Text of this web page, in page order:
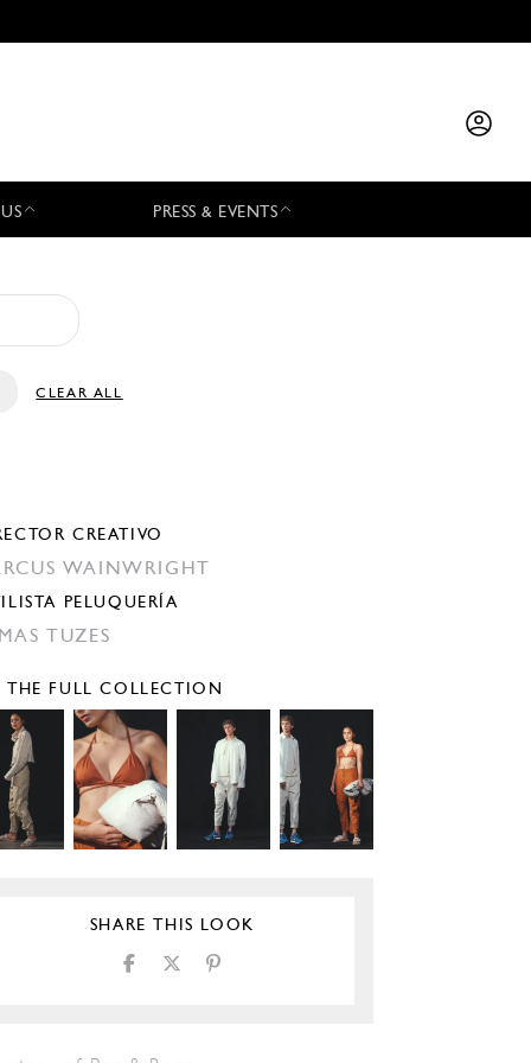
PRESS & EVENTS
CLEAR ALL
CREATIVO
WAINWRIGHT
PELUQUERÍA
TUZES
THE FULL COLLECTION
SHARE THIS LOOK